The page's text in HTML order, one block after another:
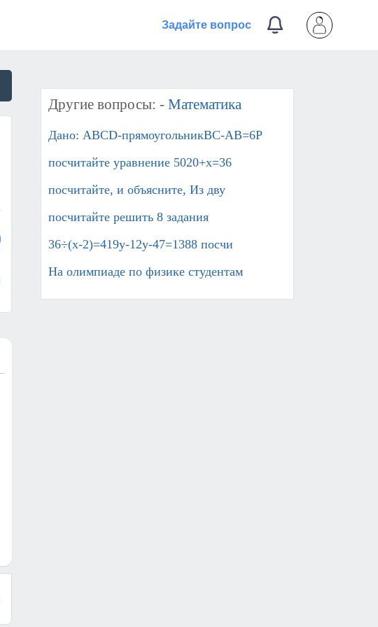
Задайте вопрос
Другие вопросы: - Математика
Дано: ABCD-прямоугольникBC-AB=6P
посчитайте уравнение 5020+x=36
посчитайте, и объясните, Из дву
посчитайте решить 8 задания​
36÷(x-2)=419y-12y-47=1388 посчи
На олимпиаде по физике студентам